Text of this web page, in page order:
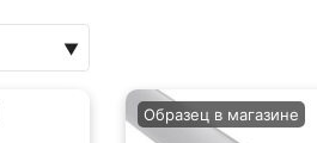
Образец в магазине